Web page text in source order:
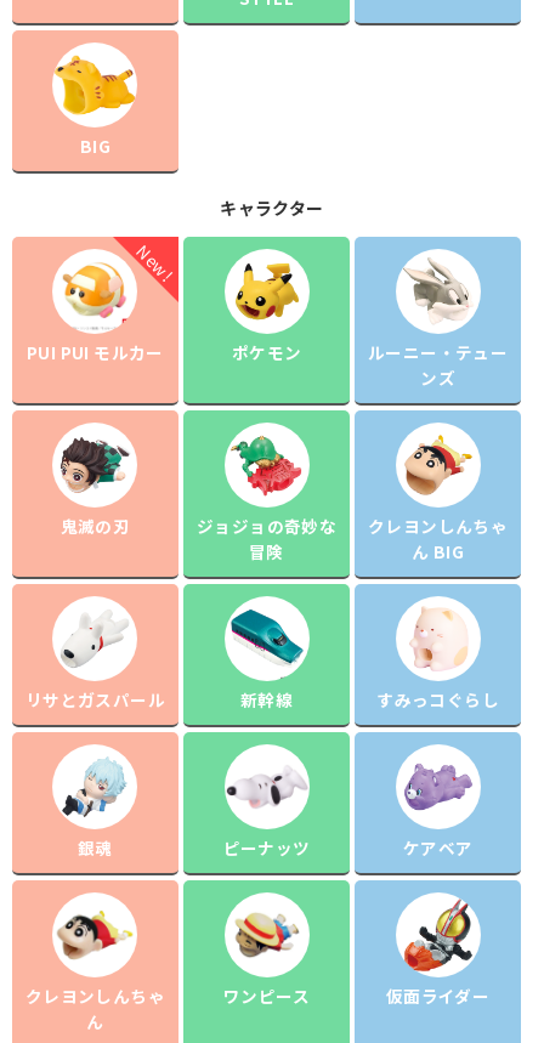
BIG
キャラクター
PUI PUI モルカー ポケモン
ルーニー・テュー
ンズ
鬼滅の刃
ジョジョの奇妙な
冒険
クレヨンしんちゃ
ん BIG
リサとガスパール 新幹線 すみっコぐらし
銀魂 ピーナッツ ケアベア
クレヨンしんちゃ
ん
ワンピース 仮面ライダー